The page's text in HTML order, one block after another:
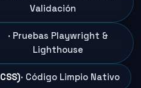
Validación
· Pruebas Playwright &
Lighthouse
· Código Limpio Nativo